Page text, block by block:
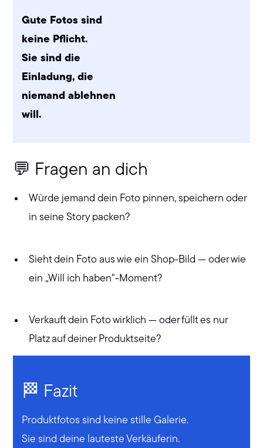
Gute Fotos sind
keine Pflicht.
Sie sind die
Einladung, die
niemand ablehnen
will.
💬 Fragen an dich
Würde jemand dein Foto pinnen, speichern oder
in seine Story packen?
Sieht dein Foto aus wie ein Shop-Bild — oder wie
ein „Will ich haben"-Moment?
Verkauft dein Foto wirklich — oder füllt es nur
Platz auf deiner Produktseite?
🏁 Fazit
Produktfotos sind keine stille Galerie.
Sie sind deine lauteste Verkäuferin.